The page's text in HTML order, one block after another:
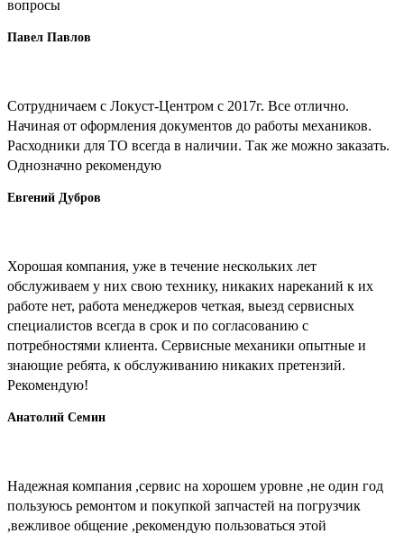
вопросы
Павел Павлов
Сотрудничаем с Локуст-Центром с 2017г. Все отлично.
Начиная от оформления документов до работы механиков.
Расходники для ТО всегда в наличии. Так же можно заказать.
Однозначно рекомендую
Евгений Дубров
Хорошая компания, уже в течение нескольких лет
обслуживаем у них свою технику, никаких нареканий к их
работе нет, работа менеджеров четкая, выезд сервисных
специалистов всегда в срок и по согласованию с
потребностями клиента. Сервисные механики опытные и
знающие ребята, к обслуживанию никаких претензий.
Рекомендую!
Анатолий Cемин
Надежная компания ,сервис на хорошем уровне ,не один год
пользуюсь ремонтом и покупкой запчастей на погрузчик
,вежливое общение ,рекомендую пользоваться этой